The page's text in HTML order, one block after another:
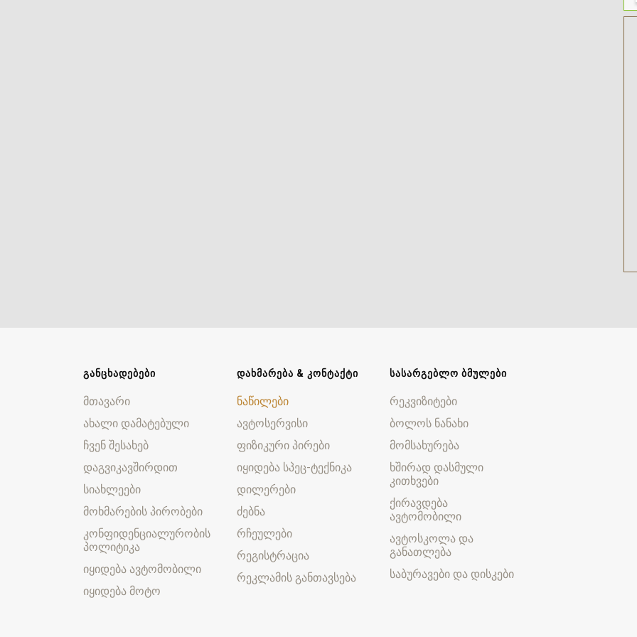
ᲒᲐᲜᲪᲮᲐᲓᲔᲑᲔᲑᲘ
მთავარი
ახალი დამატებული
ჩვენ შესახებ
დაგვიკავშირდით
სიახლეები
მოხმარების პირობები
კონფიდენციალურობის
პოლიტიკა
იყიდება ავტომობილი
იყიდება მოტო
ᲓᲐᲮᲛᲐᲠᲔᲑᲐ & ᲙᲝᲜᲢᲐᲥᲢᲘ
ნაწილები
ავტოსერვისი
ფიზიკური პირები
იყიდება სპეც-ტექნიკა
დილერები
ძებნა
რჩეულები
რეგისტრაცია
რეკლამის განთავსება
ᲡᲐᲡᲐᲠᲒᲔᲑᲚᲝ ᲑᲛᲣᲚᲔᲑᲘ
რეკვიზიტები
ბოლოს ნანახი
მომსახურება
ხშირად დასმული
კითხვები
ქირავდება
ავტომობილი
ავტოსკოლა და
განათლება
საბურავები და დისკები